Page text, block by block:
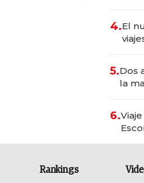
4.El
5.Dos
la
6.
Rankings